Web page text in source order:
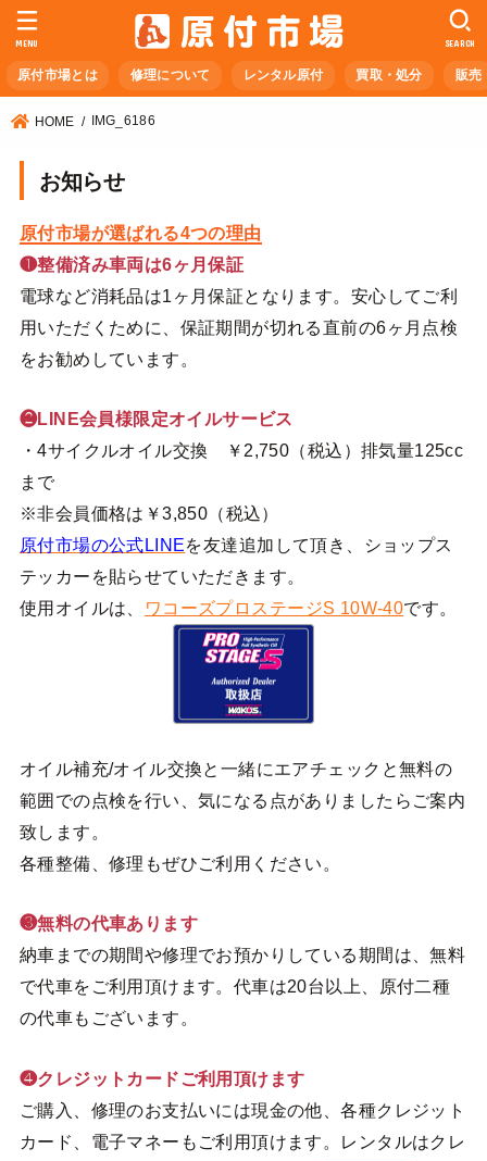
原付市場とは 修理について レンタル原付 買取・処分 販売
SEARCH
MENU
HOME IMG_6186
お知らせ
原付市場が選ばれる4つの理由
❶整備済み車両は6ヶ月保証
電球など消耗品は1ヶ月保証となります。安心してご利
用いただくために、保証期間が切れる直前の6ヶ月点検
をお勧めしています。
❷LINE会員様限定オイルサービス
・4サイクルオイル交換 ￥2,750（税込）排気量125cc
まで
※非会員価格は￥3,850（税込）
原付市場の公式LINEを友達追加して頂き、ショップス
テッカーを貼らせていただきます。
使用オイルは、
ワコーズプロステージS 10W-40です。
オイル補充/オイル交換と一緒にエアチェックと無料の
範囲での点検を行い、気になる点がありましたらご案内
致します。
各種整備、修理もぜひご利用ください。
❸無料の代車あります
納車までの期間や修理でお預かりしている期間は、無料
で代車をご利用頂けます。代車は20台以上、原付二種
の代車もございます。
❹クレジットカードご利用頂けます
ご購入、修理のお支払いには現金の他、各種クレジット
カード、電子マネーもご利用頂けます。レンタルはクレ